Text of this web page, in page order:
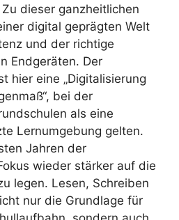
dieser ganzheitlichen
digital geprägten Welt
und der richtige
Endgeräten. Der
hier eine „Digitalisierung
bei der
als eine
Lernumgebung gelten.
Jahren der
wieder stärker auf die
legen. Lesen, Schreiben
nur die Grundlage für